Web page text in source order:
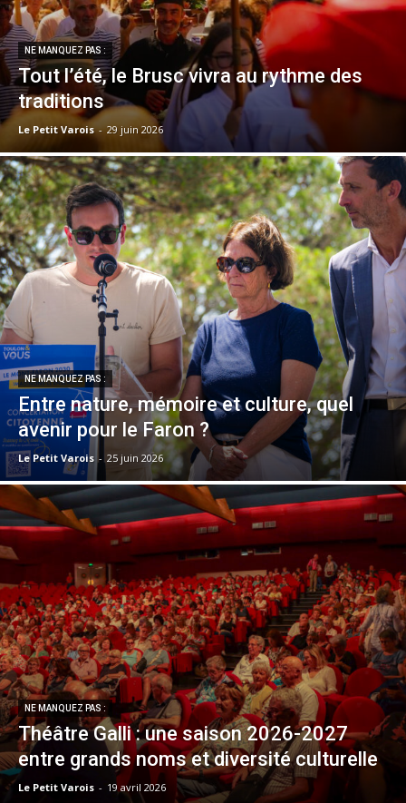
NE MANQUEZ PAS :
Tout l’été, le Brusc vivra au rythme des
traditions
Le Petit Varois - 29 juin 2026
NE MANQUEZ PAS :
Entre nature, mémoire et culture, quel
avenir pour le Faron ?
Le Petit Varois - 25 juin 2026
NE MANQUEZ PAS :
Théâtre Galli : une saison 2026-2027
entre grands noms et diversité culturelle
Le Petit Varois - 19 avril 2026